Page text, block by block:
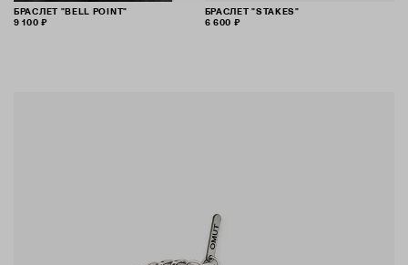
БРАСЛЕТ "BELL POINT"
9 100 ₽
БРАСЛЕТ "STAKES"
6 600 ₽